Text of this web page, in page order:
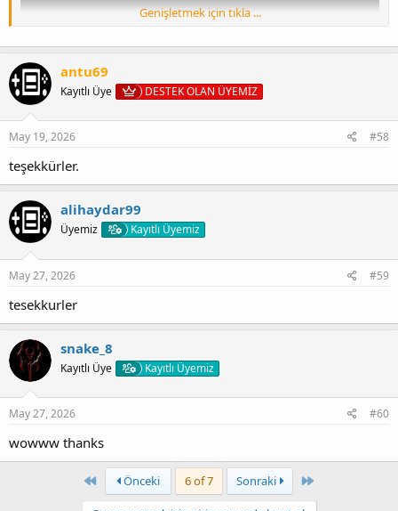
PKG dosyasını indirip konsolunuza yüklemeniz yeterlidir
[/QUOTteşekkürler
Genişletmek için tıkla ...
antu69
Kayıtlı Üye DESTEK OLAN ÜYEMİZ
May 19, 2026 #58
teşekkürler.
alihaydar99
Üyemiz Kayıtlı Üyemiz
May 27, 2026 #59
tesekkurler
snake_8
Kayıtlı Üye Kayıtlı Üyemiz
May 27, 2026 #60
wowww thanks
First Önceki 6 of 7 Sonraki Son